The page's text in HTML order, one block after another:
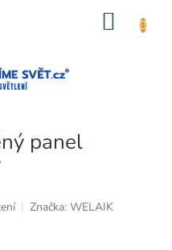
panel
Značka: WELAIK